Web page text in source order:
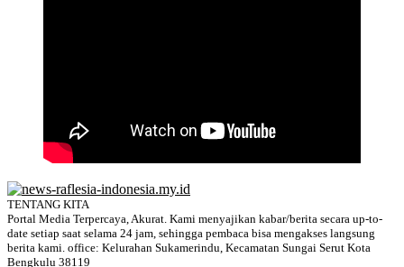
TENTANG KITA
Portal Media Terpercaya, Akurat. Kami menyajikan kabar/berita secara up-to-
date setiap saat selama 24 jam, sehingga pembaca bisa mengakses langsung
berita kami. office: Kelurahan Sukamerindu, Kecamatan Sungai Serut Kota
Bengkulu 38119